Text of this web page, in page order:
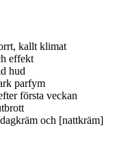
kallt klimat
effekt
hud
parfym
första veckan
och [nattkräm]